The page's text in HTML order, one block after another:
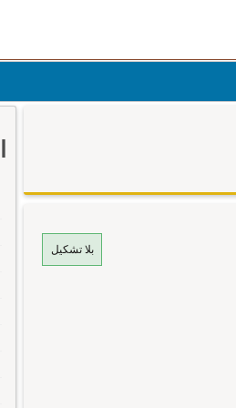
بلا تشكيل